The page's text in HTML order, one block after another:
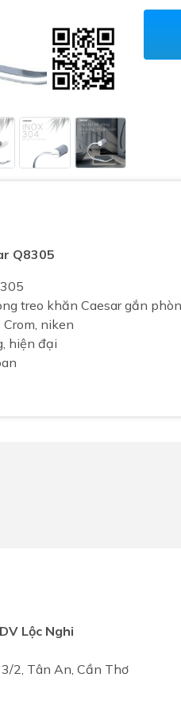
mặt trời
Combo thiết bị vệ
Q8305
treo khăn Caesargắn
niken
hiện đại
Lộc Nghi
2, Tân An, Cần Thơ